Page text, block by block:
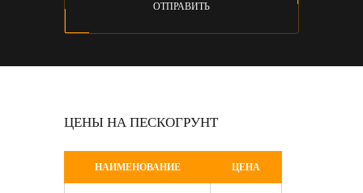
ОТПРАВИТЬ
ЦЕНЫ НА ПЕСКОГРУНТ
НАИМЕНОВАНИЕ ЦЕНА